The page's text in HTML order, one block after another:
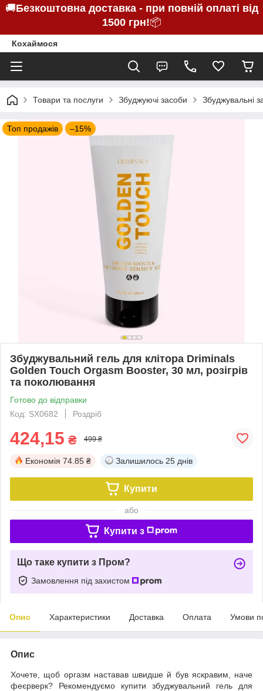
🚚Безкоштовна доставка - при повній оплаті від
1500 грн!📦
Кохаймося
Товари та послуги Збуджуючі засоби Збуджувальні
Топ продажів –15%
Збуджувальний гель для клітора Driminals
Golden Touch Orgasm Booster, 30 мл, розігрів
та поколювання
Готово до відправки
Код: SX0682
Роздріб
424,15 ₴ 499 ₴
Економія 74.85 ₴ Залишилось 25 днів
Купити
або
Купити з
Що таке купити з Пром?
Замовлення під захистом
Опис Характеристики Доставка Оплата Умови
Опис
Хочете, щоб оргазм наставав швидше й був яскравим, наче
феєрверк? Рекомендуємо купити збуджувальний гель для